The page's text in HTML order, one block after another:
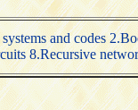
and codes
8.Recursive